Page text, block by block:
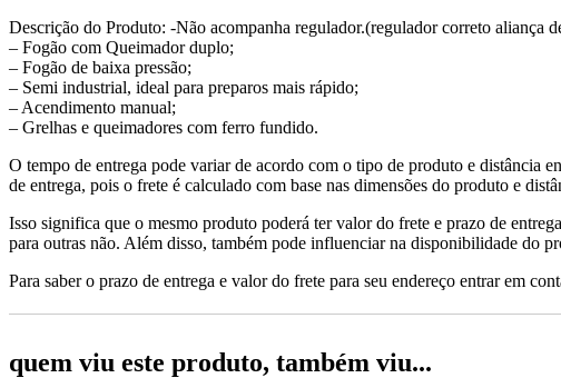
Descrição do Produto: -Não acompanha regulador.(regulador correto aliança
– Fogão com Queimador duplo;
– Fogão de baixa pressão;
– Semi industrial, ideal para preparos mais rápido;
– Acendimento manual;
– Grelhas e queimadores com ferro fundido.
O tempo de entrega pode variar de acordo com o tipo de produto e distância
de entrega, pois o frete é calculado com base nas dimensões do produto e
Isso significa que o mesmo produto poderá ter valor do frete e prazo de
para outras não. Além disso, também pode influenciar na disponibilidade do
Para saber o prazo de entrega e valor do frete para seu endereço entrar em
quem viu este produto, também viu...